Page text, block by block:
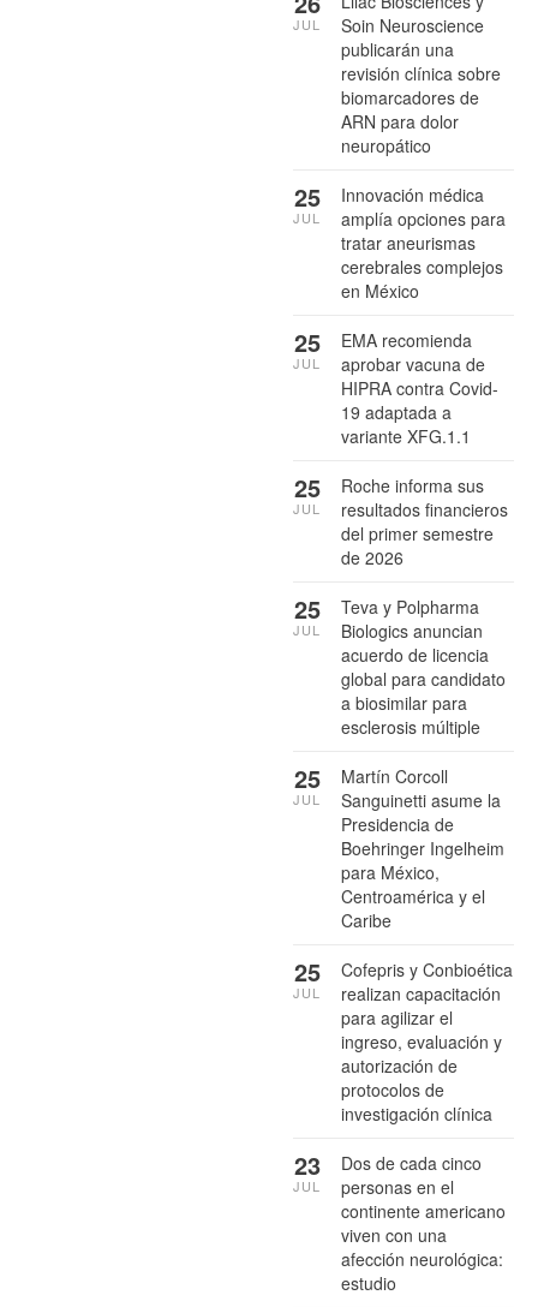
Soin Neuroscience
publicarán una
revisión clínica sobre
biomarcadores de
ARN para dolor
neuropático
JUL
Innovación médica
amplía opciones para
tratar aneurismas
cerebrales complejos
en México
25
JUL
EMA recomienda
aprobar vacuna de
HIPRA contra Covid-
19 adaptada a
variante XFG.1.1
25
JUL
Roche informa sus
resultados financieros
del primer semestre
de 2026
25
JUL
Teva y Polpharma
Biologics anuncian
acuerdo de licencia
global para candidato
a biosimilar para
esclerosis múltiple
25
JUL
Martín Corcoll
Sanguinetti asume la
Presidencia de
Boehringer Ingelheim
para México,
Centroamérica y el
Caribe
25
JUL
Cofepris y Conbioética
realizan capacitación
para agilizar el
ingreso, evaluación y
autorización de
protocolos de
investigación clínica
25
JUL
Dos de cada cinco
personas en el
continente americano
viven con una
afección neurológica:
estudio
23
JUL